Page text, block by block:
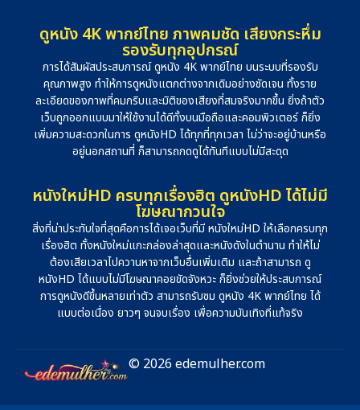
ดูหนัง 4K พากย์ไทย ภาพคมชัด เสียงกระหึ่ม
รองรับทุกอุปกรณ์
การได้สัมผัสประสบการณ์ ดูหนัง 4K พากย์ไทย บนระบบที่รองรับ
คุณภาพสูง ทำให้การดูหนังแตกต่างจากเดิมอย่างชัดเจน ทั้งราย
ละเอียดของภาพที่คมกริบและมิติของเสียงที่สมจริงมากขึ้น ยิ่งถ้าตัว
เว็บถูกออกแบบมาให้ใช้งานได้ดีทั้งบนมือถือและคอมพิวเตอร์ ก็ยิ่ง
เพิ่มความสะดวกในการ ดูหนังHD ได้ทุกที่ทุกเวลา ไม่ว่าจะอยู่บ้านหรือ
อยู่นอกสถานที่ ก็สามารถกดดูได้ทันทีแบบไม่มีสะดุด
หนังใหม่HD ครบทุกเรื่องฮิต ดูหนังHD ได้ไม่มี
โฆษณากวนใจ
สิ่งที่น่าประทับใจที่สุดคือการได้เจอเว็บที่มี หนังใหม่HD ให้เลือกครบทุก
เรื่องฮิต ทั้งหนังใหม่แกะกล่องล่าสุดและหนังดังในตำนาน ทำให้ไม่
ต้องเสียเวลาไปควานหาจากเว็บอื่นเพิ่มเติม และถ้าสามารถ ดู
หนังHD ได้แบบไม่มีโฆษณาคอยขัดจังหวะ ก็ยิ่งช่วยให้ประสบการณ์
การดูหนังดีขึ้นหลายเท่าตัว สามารถรับชม ดูหนัง 4K พากย์ไทย ได้
แบบต่อเนื่อง ยาวๆ จนจบเรื่อง เพื่อความบันเทิงที่แท้จริง
© 2026 edemulher.com